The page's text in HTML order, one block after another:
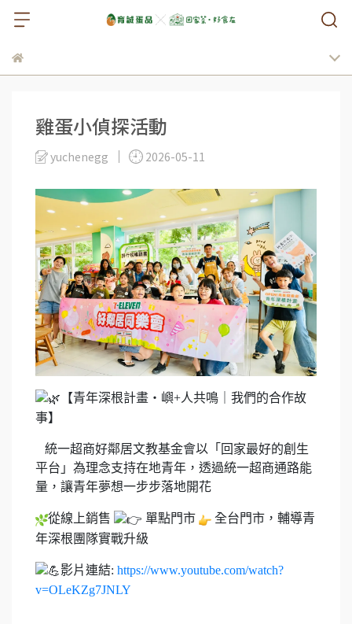
雞蛋小偵探活動
yuchenegg 2026-05-11
【青年深根計畫・嶼+人共鳴｜我們的合作故
事】
⠀統一超商好鄰居文教基金會以「回家最好的創生
平台」為理念支持在地青年，透過統一超商通路能
量，讓青年夢想一步步落地開花
從線上銷售 單點門市
全台門市，輔導青
年深根團隊實戰升級
影片連結: https://www.youtube.com/watch?
v=OLeKZg7JNLY